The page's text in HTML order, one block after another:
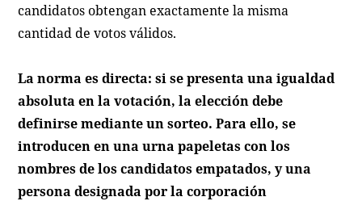
candidatos obtengan exactamente la misma
cantidad de votos válidos.
La norma es directa: si se presenta una igualdad
absoluta en la votación, la elección debe
definirse mediante un sorteo. Para ello, se
introducen en una urna papeletas con los
nombres de los candidatos empatados, y una
persona designada por la corporación